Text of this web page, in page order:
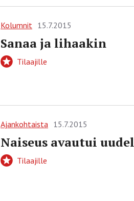
Kolumnit 15.7.2015
Sanaa ja lihaakin
Tilaajille
Ajankohtaista 15.7.2015
Naiseus avautui
Tilaajille